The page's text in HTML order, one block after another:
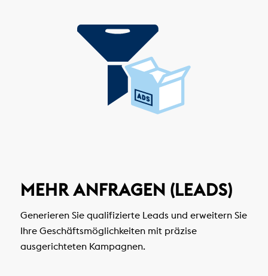
MEHR ANFRAGEN (LEADS)
Generieren Sie qualifizierte Leads und erweitern Sie
Ihre Geschäftsmöglichkeiten mit präzise
ausgerichteten Kampagnen.